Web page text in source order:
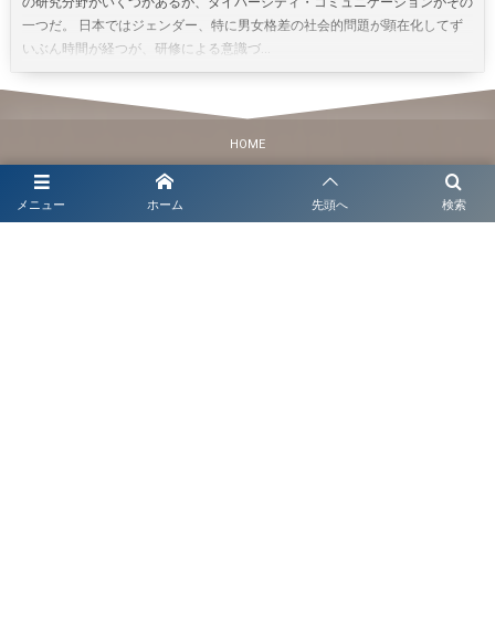
一つだ。 日本ではジェンダー、特に男女格差の社会的問題が顕在化してず
いぶん時間が経つが、研修による意識づ...
メニュー 検索
ホーム 先頭へ
HOME